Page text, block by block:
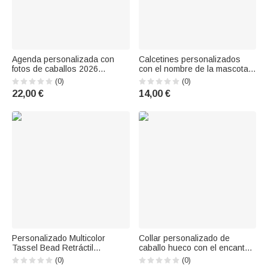
Agenda personalizada con
fotos de caballos 2026
Cuaderno espiral A5 con
nombre y páginas de
planificación semanal mensual
los amantes de los caballos
(0)
22,00 €
Calcetines personalizados
con el nombre de la mascota
en forma de jaula de huesos
de gato, para uso diario,
regalo divertido para
(0)
14,00 €
Personalizado Multicolor
Tassel Bead Retráctil
Enfermera Insignia Carrete
(0)
Collar personalizado de
caballo hueco con el encanto
del corazón inicial Exquisita
(0)